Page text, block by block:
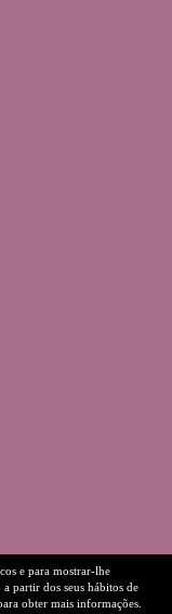
e para mostrar-lhe
partir dos seus hábitos de
obter mais informações.